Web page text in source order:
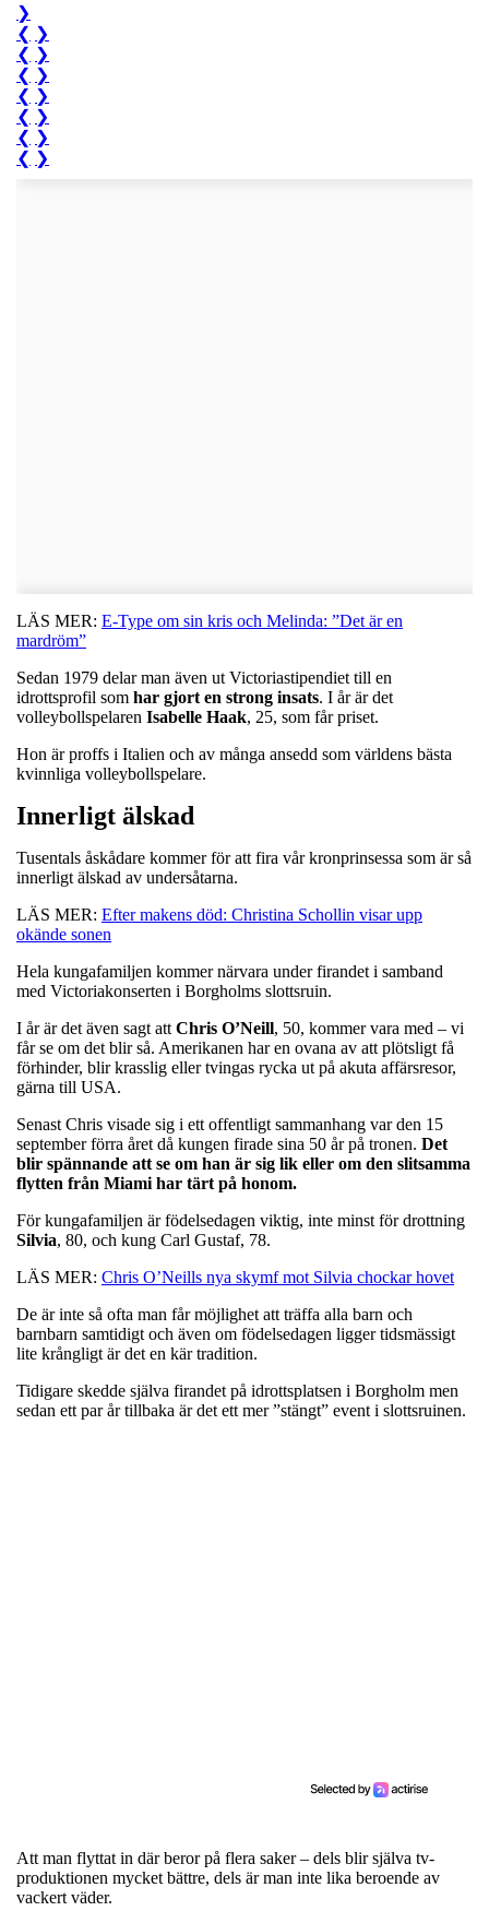
❯
❮ ❯
❮ ❯
❮ ❯
❮ ❯
❮ ❯
❮ ❯
❮ ❯
LÄS MER: E-Type om sin kris och Melinda: ”Det är en
mardröm”
Sedan 1979 delar man även ut Victoriastipendiet till en
idrottsprofil som har gjort en strong insats. I år är det
volleybollspelaren Isabelle Haak, 25, som får priset.
Hon är proffs i Italien och av många ansedd som världens bästa
kvinnliga volleybollspelare.
Innerligt älskad
Tusentals åskådare kommer för att fira vår kronprinsessa som är så
innerligt älskad av undersåtarna.
LÄS MER: Efter makens död: Christina Schollin visar upp
okände sonen
Hela kungafamiljen kommer närvara under firandet i samband
med Victoriakonserten i Borgholms slottsruin.
I år är det även sagt att Chris O’Neill, 50, kommer vara med – vi
får se om det blir så. Amerikanen har en ovana av att plötsligt få
förhinder, blir krasslig eller tvingas rycka ut på akuta affärsresor,
gärna till USA.
Senast Chris visade sig i ett offentligt sammanhang var den 15
september förra året då kungen firade sina 50 år på tronen. Det
blir spännande att se om han är sig lik eller om den slitsamma
flytten från Miami har tärt på honom.
För kungafamiljen är födelsedagen viktig, inte minst för drottning
Silvia, 80, och kung Carl Gustaf, 78.
LÄS MER: Chris O’Neills nya skymf mot Silvia chockar hovet
De är inte så ofta man får möjlighet att träffa alla barn och
barnbarn samtidigt och även om födelsedagen ligger tidsmässigt
lite krångligt är det en kär tradition.
Tidigare skedde själva firandet på idrottsplatsen i Borgholm men
sedan ett par år tillbaka är det ett mer ”stängt” event i slottsruinen.
Att man flyttat in där beror på flera saker – dels blir själva tv-
produktionen mycket bättre, dels är man inte lika beroende av
vackert väder.